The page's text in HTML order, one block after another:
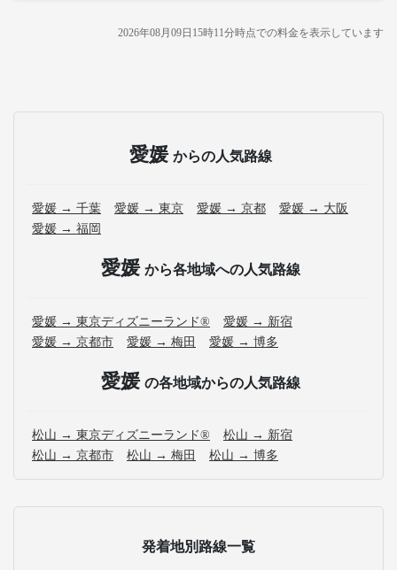
2026年08月09日15時11分時点での料金を表示しています
愛媛 からの人気路線
愛媛 → 千葉 愛媛 → 東京 愛媛 → 京都
愛媛 → 大阪
愛媛 → 福岡
愛媛 から各地域への人気路線
愛媛 → 東京ディズニーランド®
愛媛 → 新宿
愛媛 → 京都市
愛媛 → 梅田 愛媛 → 博多
愛媛 の各地域からの人気路線
松山 → 東京ディズニーランド®
松山 → 新宿
松山 → 京都市
松山 → 梅田 松山 → 博多
発着地別路線一覧